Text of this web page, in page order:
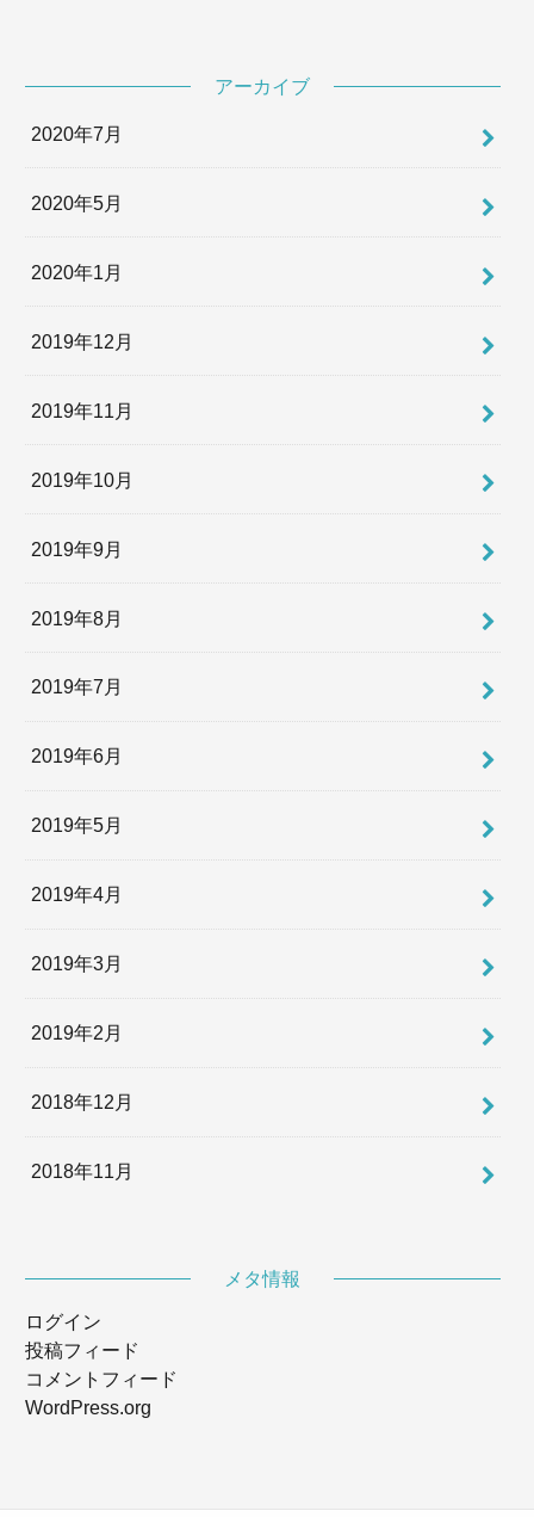
アーカイブ
2020年7月
2020年5月
2020年1月
2019年12月
2019年11月
2019年10月
2019年9月
2019年8月
2019年7月
2019年6月
2019年5月
2019年4月
2019年3月
2019年2月
2018年12月
2018年11月
メタ情報
ログイン
投稿フィード
コメントフィード
WordPress.org